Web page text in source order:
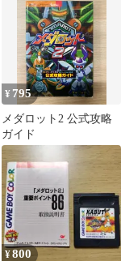
¥ 795
メダロット2 公式攻略
ガイド
¥800